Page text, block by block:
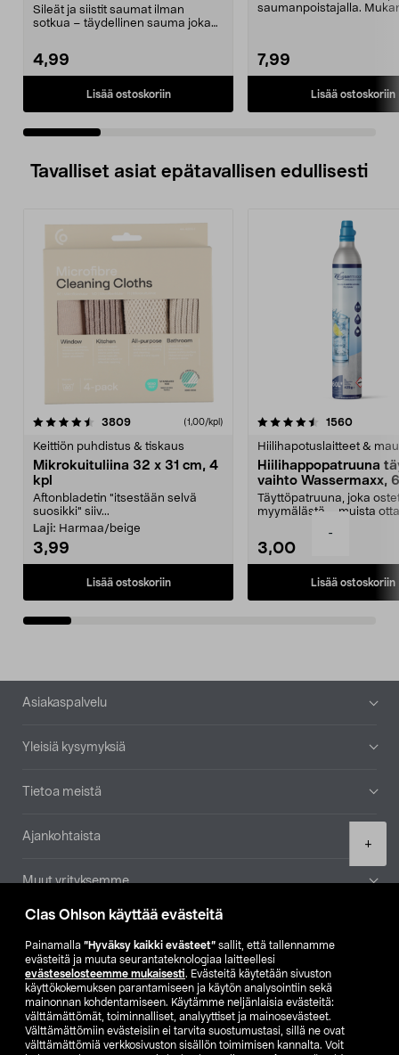
Clas Ohlson käyttää evästeitä
Painamalla ”Hyväksy kaikki evästeet” sallit, että tallennamme
evästeitä ja muuta seurantateknologiaa laitteellesi
evästeselosteemme mukaisesti. Evästeitä käytetään sivuston
käyttökokemuksen parantamiseen ja käytön analysointiin sekä
mainonnan kohdentamiseen. Käytämme neljänlaisia evästeitä:
välttämättömät, toiminnalliset, analyyttiset ja mainosevästeet.
Välttämättömiin evästeisiin ei tarvita suostumustasi, sillä ne ovat
välttämättömiä verkkosivuston sisällön toimimisen kannalta. Voit
-
+
Sileät ja siistit saumat ilman
sotkua – täydellinen sauma joka
4,99
Lisää ostoskoriin
saumanpoistajalla.
7,99
Lisää ostoskoriin
Tavalliset asiat epätavallisen edullisesti
3809arvostelut (1,00/kpl)
Keittiön puhdistus & tiskaus
Mikrokuituliina 32 x 31 cm, 4
kpl
Aftonbladetin "itsestään selvä
suosikki" siiv...
Laji: Harmaa/beige
3,99
Lisää ostoskoriin
4.5viidestä
1560
Hiilihapotuslaitteet &
Hiilihappopatruuna
vaihto Wassermaxx,
Täyttöpatruuna, joka
myymälästä – muista
3,00
Lisää ostoskoriin
4.5viidestä
Alatunniste
Asiakaspalvelu
Yleisiä kysymyksiä
Tietoa meistä
Ajankohtaista
Muut yrityksemme
Etsi myymälä
SE NO FI
FI SV